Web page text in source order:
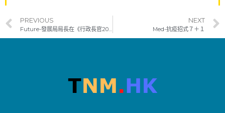
PREVIOUS NEXT
Med-抗疫招式７＋１